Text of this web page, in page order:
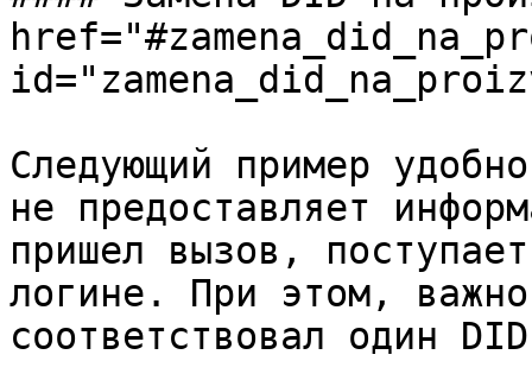
Следующий пример
не предоставляет
пришел вызов,
логине. При этом,
соответствовал один